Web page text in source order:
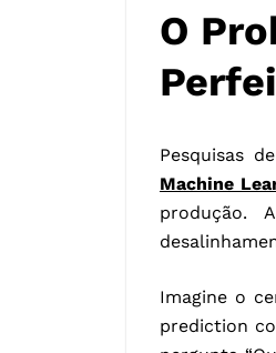
O
Pesquisas
Machine
produção.
Imagine o
prediction